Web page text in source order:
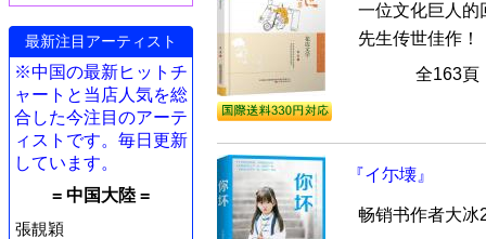
最新注目アーティスト
※中国の最新ヒットチ
ャートと当店人気を総
合した今注目のアーテ
ィストです。毎日更新
しています。
= 中国大陸 =
張靚穎
一位文化巨人的
先生传世佳作！
全163
『イ尓壊』
畅销书作者大冰